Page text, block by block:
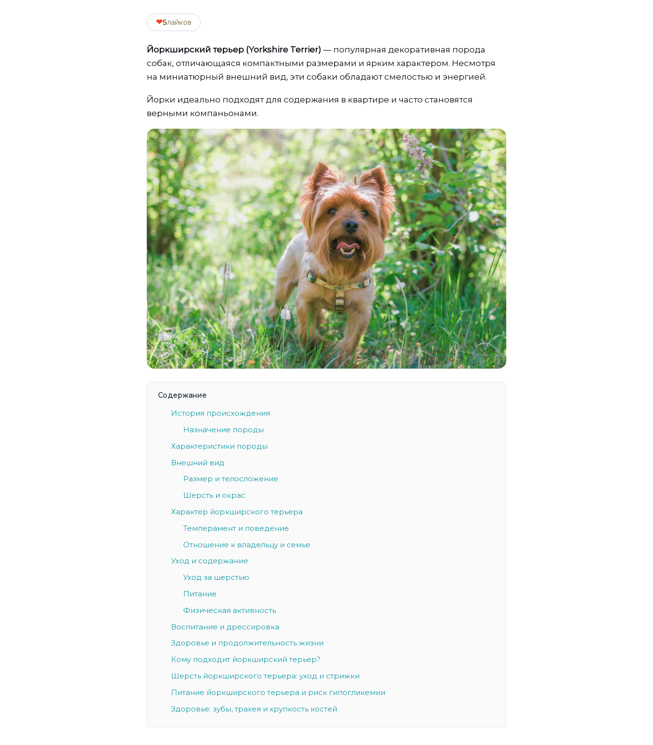
❤5лайков
Йоркширский терьер (Yorkshire Terrier) — популярная декоративная порода
собак, отличающаяся компактными размерами и ярким характером. Несмотря
на миниатюрный внешний вид, эти собаки обладают смелостью и энергией.
Йорки идеально подходят для содержания в квартире и часто становятся
верными компаньонами.
Содержание
История происхождения
Назначение породы
Характеристики породы
Внешний вид
Размер и телосложение
Шерсть и окрас
Характер йоркширского терьера
Темперамент и поведение
Отношение к владельцу и семье
Уход и содержание
Уход за шерстью
Питание
Физическая активность
Воспитание и дрессировка
Здоровье и продолжительность жизни
Кому подходит йоркширский терьер?
Шерсть йоркширского терьера: уход и стрижки
Питание йоркширского терьера и риск гипогликемии
Здоровье: зубы, трахея и хрупкость костей